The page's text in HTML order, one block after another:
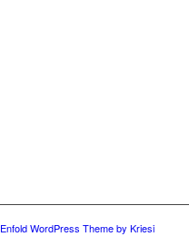
Enfold WordPress Theme by Kriesi